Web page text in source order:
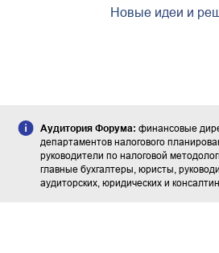
Новые идеи и
Аудитория Форума: финансовые
департаментов налогового
руководители по налоговой
главные бухгалтеры, юристы,
аудиторских, юридических и